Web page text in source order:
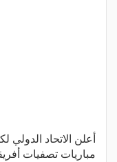
أعلن الاتحاد
مباريات تصفيات